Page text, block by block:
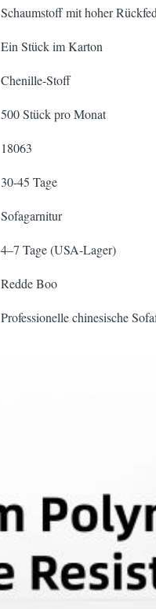
Schaumstoff mit hoher
Ein Stück im Karton
Chenille-Stoff
500 Stück pro Monat
18063
30-45 Tage
Sofagarnitur
4–7 Tage (USA-Lager)
Redde Boo
Professionelle chinesische